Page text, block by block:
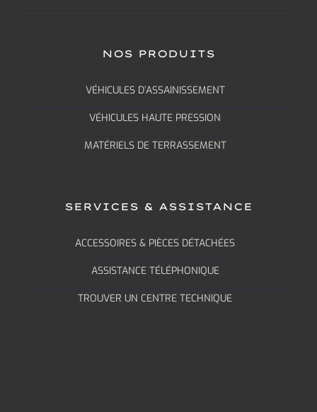
NOS PRODUITS
VÉHICULES D’ASSAINISSEMENT
VÉHICULES HAUTE PRESSION
MATÉRIELS DE TERRASSEMENT
SERVICES & ASSISTANCE
ACCESSOIRES & PIÈCES DÉTACHÉES
ASSISTANCE TÉLÉPHONIQUE
TROUVER UN CENTRE TECHNIQUE